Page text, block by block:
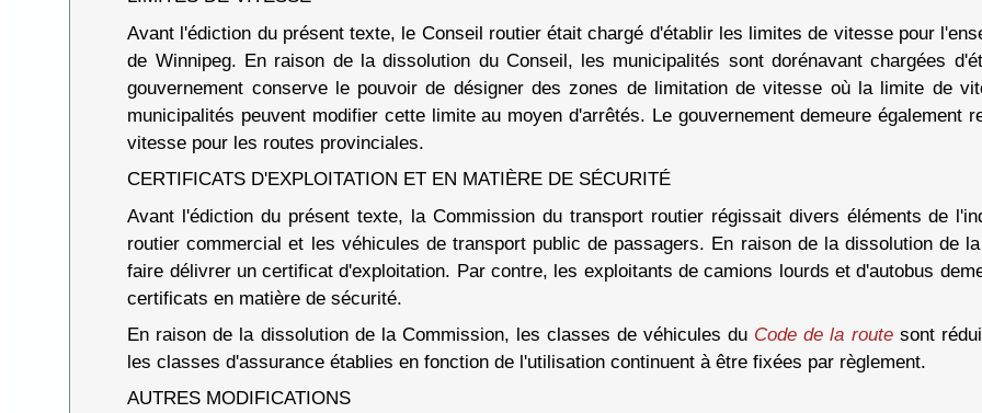
Avant l'édiction du présent texte, le Conseil routier était chargé d'établir les limites de vitesse pour
de Winnipeg. En raison de la dissolution du Conseil, les municipalités sont dorénavant chargées
gouvernement conserve le pouvoir de désigner des zones de limitation de vitesse où la limite de
municipalités peuvent modifier cette limite au moyen d'arrêtés. Le gouvernement demeure également
vitesse pour les routes provinciales.
CERTIFICATS D'EXPLOITATION ET EN MATIÈRE DE SÉCURITÉ
Avant l'édiction du présent texte, la Commission du transport routier régissait divers éléments de
routier commercial et les véhicules de transport public de passagers. En raison de la dissolution de
faire délivrer un certificat d'exploitation. Par contre, les exploitants de camions lourds et d'autobus
certificats en matière de sécurité.
En raison de la dissolution de la Commission, les classes de véhicules du Code de la routesont
les classes d'assurance établies en fonction de l'utilisation continuent à être fixées par règlement.
AUTRES MODIFICATIONS